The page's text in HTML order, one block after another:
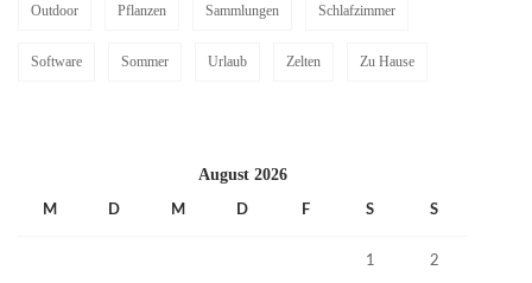
Outdoor Pflanzen Sammlungen Schlafzimmer
Software Sommer Urlaub Zelten Zu Hause
August 2026
M D M D F S S
1 2